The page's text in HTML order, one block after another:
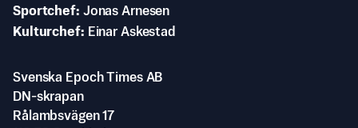
Sportchef Jonas Arnesen
Kulturchef
Einar Askestad
Svenska Epoch Times AB
DN-skrapan
Rålambsvägen 17